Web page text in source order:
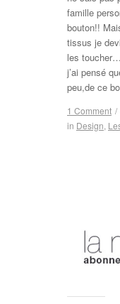
famille
bouton!!
tissus je
les
j’ai pensé
peu,de ce
1 Comment /
in Design,